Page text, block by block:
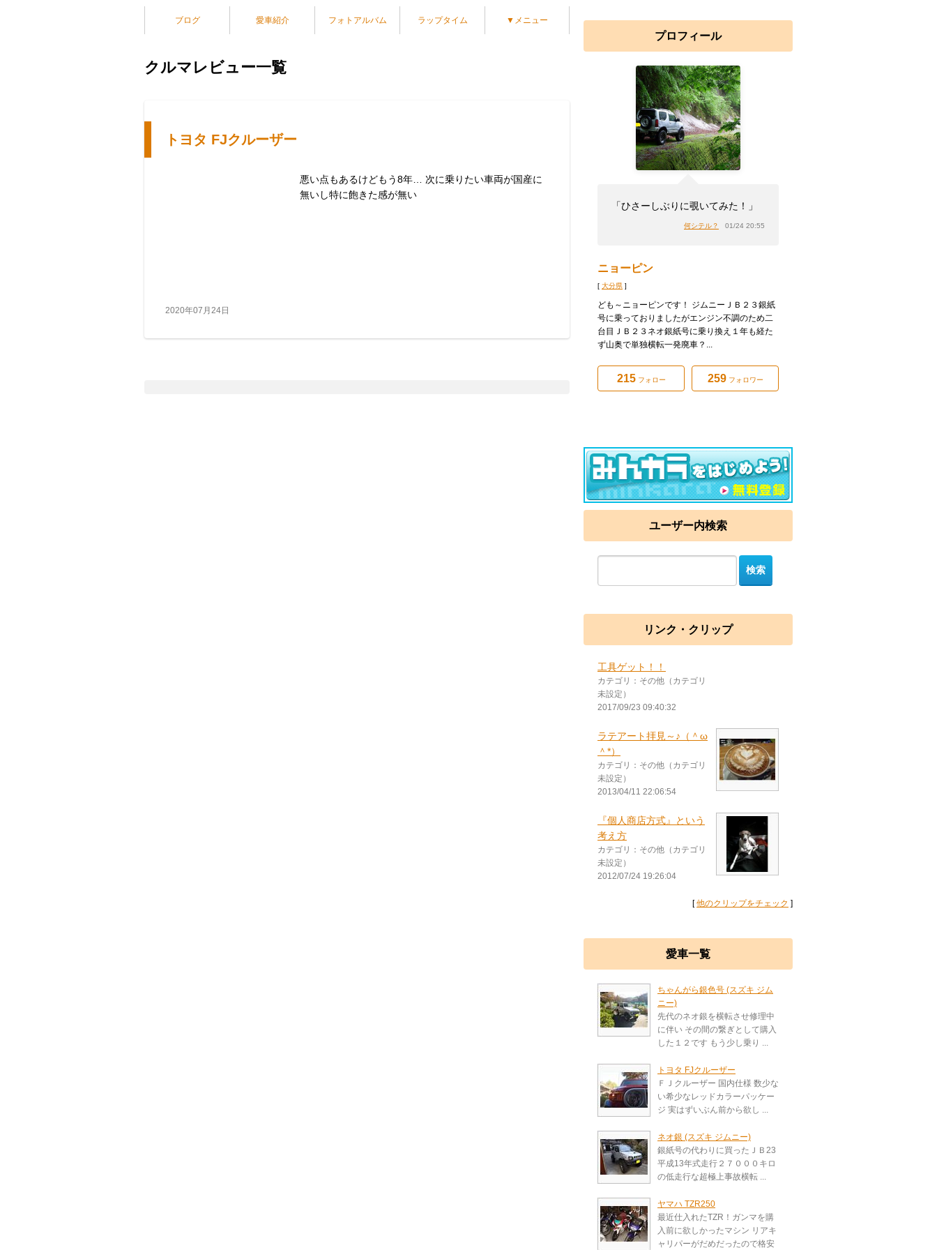
ブログ 愛車紹介 フォトアルバム ラップタイム ▼メニュー
クルマレビュー一覧
トヨタ FJクルーザー
悪い点もあるけどもう8年… 次に乗りたい車両が国産に
無いし特に飽きた感が無い
2020年07月24日
プロフィール
「ひさーしぶりに覗いてみた！」
何シテル？ 01/24 20:55
ニョーピン
[ 大分県 ]
ども～ニョーピンです！ ジムニーＪＢ２３銀紙
号に乗っておりましたがエンジン不調のため二
台目ＪＢ２３ネオ銀紙号に乗り換え１年も経た
ず山奥で単独横転一発廃車？...
215フォロー 259フォロワー
ユーザー内検索
リンク・クリップ
工具ゲット！！
カテゴリ：その他（カテゴリ
未設定）
2017/09/23 09:40:32
ラテアート拝見～♪（＾ω
＾*）
カテゴリ：その他（カテゴリ
未設定）
2013/04/11 22:06:54
『個人商店方式』という
考え方
カテゴリ：その他（カテゴリ
未設定）
2012/07/24 19:26:04
[他のクリップをチェック ]
愛車一覧
ちゃんがら銀色号 (スズキ ジム
ニー)
先代のネオ銀を横転させ修理中
に伴い その間の繋ぎとして購入
した１２です もう少し乗り ...
トヨタ FJクルーザー
ＦＪクルーザー 国内仕様 数少な
い希少なレッドカラーパッケー
ジ 実はずいぶん前から欲し ...
ネオ銀 (スズキ ジムニー)
銀紙号の代わりに買ったＪＢ23
平成13年式走行２７０００キロ
の低走行な超極上事故横転 ...
ヤマハ TZR250
最近仕入れたTZR！ガンマを購
入前に欲しかったマシン リアキ
ャリパーがだめだったので格安